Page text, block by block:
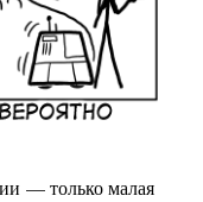
— только малая